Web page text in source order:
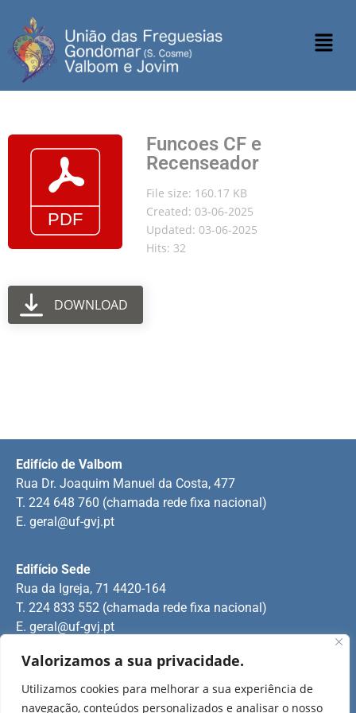
Valorizamos a sua privacidade.
Utilizamos cookies para melhorar a sua experiência de
navegação, conteúdos personalizados e analisar o nosso
Funcoes CF e
Recenseador
File size: 160.17 KB
Created: 03-06-2025
Updated: 03-06-2025
Hits: 32
DOWNLOAD
Rua Manuel Pinto Martins
Edifício Sede
Rua da Igreja, 71 4420-164
T. 224 833 552 (chamada rede fixa nacional)
E. geral@uf-gvj.pt
Edifício de Valbom
Rua Dr. Joaquim Manuel da Costa, 477
T. 224 648 760 (chamada rede fixa nacional)
E. geral@uf-gvj.pt